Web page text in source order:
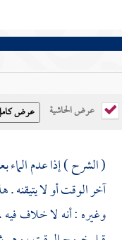
عرض الحاشية
( الشرح ) إذا عدم الماء
آخر الوقت أو لا يتيقنه
وغيره : أنه لا خلاف